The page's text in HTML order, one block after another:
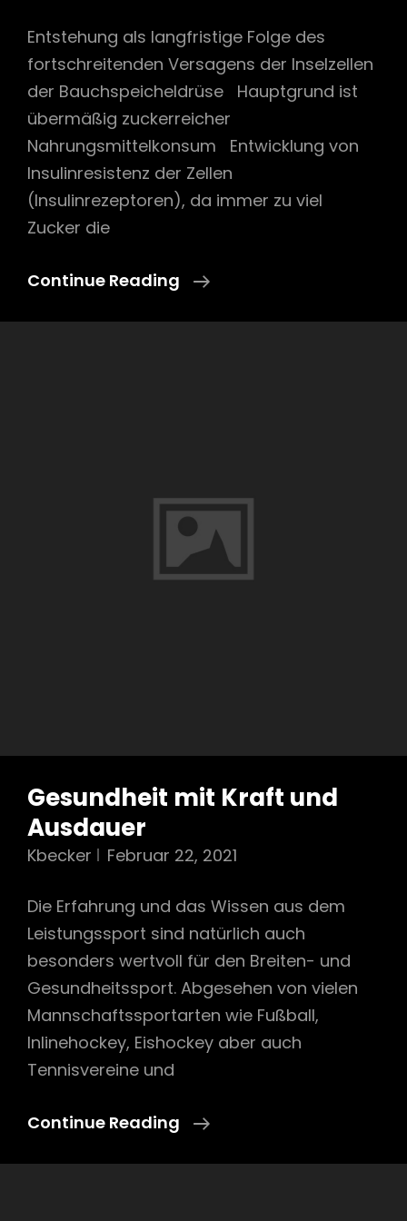
Entstehung als langfristige Folge des
fortschreitenden Versagens der Inselzellen
der Bauchspeicheldrüse Hauptgrund ist
übermäßig zuckerreicher
Nahrungsmittelkonsum Entwicklung von
Insulinresistenz der Zellen
(Insulinrezeptoren), da immer zu viel
Zucker die
Continue Reading
Diabetes
Gesundheit mit Kraft und
Ausdauer
Kbecker Februar 22, 2021
Die Erfahrung und das Wissen aus dem
Leistungssport sind natürlich auch
besonders wertvoll für den Breiten- und
Gesundheitssport. Abgesehen von vielen
Mannschaftssportarten wie Fußball,
Inlinehockey, Eishockey aber auch
Tennisvereine und
Continue Reading
Gesundheit